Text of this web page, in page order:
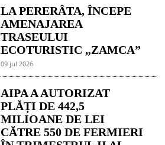
LA PERERÂTA, ÎNCEPE
AMENAJAREA
TRASEULUI
ECOTURISTIC „ZAMCA”
09 jul 2026
AIPA A AUTORIZAT
PLĂȚI DE 442,5
MILIOANE DE LEI
CĂTRE 550 DE FERMIERI